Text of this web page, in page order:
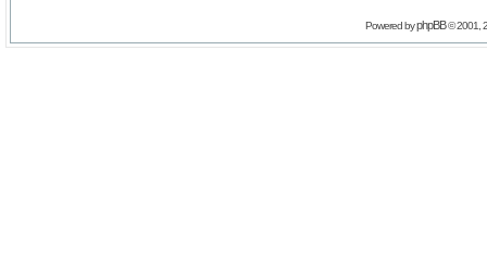
Powered byphpBB© 2001,